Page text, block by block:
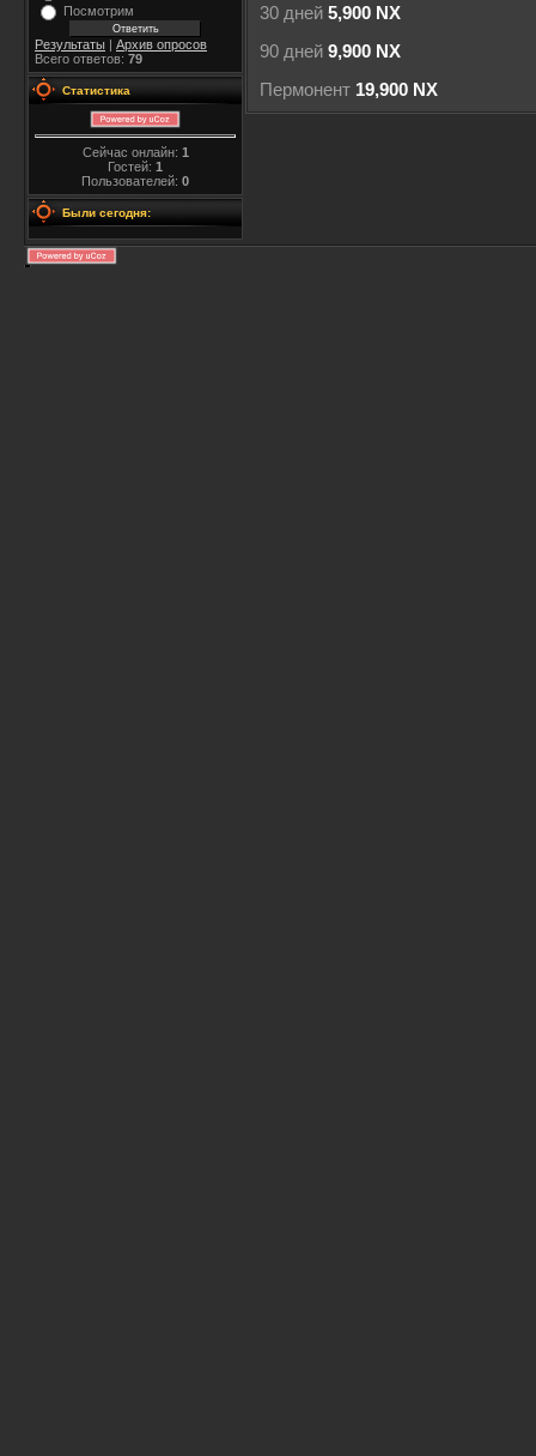
Посмотрим
Результаты | Архив опросов
Всего ответов: 79
Статистика
Сейчас онлайн: 1
Гостей: 1
Пользователей: 0
Были сегодня:
30 дней 5,900 NX
90 дней 9,900 NX
Пермонент 19,900 NX